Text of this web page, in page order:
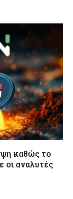
καθώς το
οι αναλυτές